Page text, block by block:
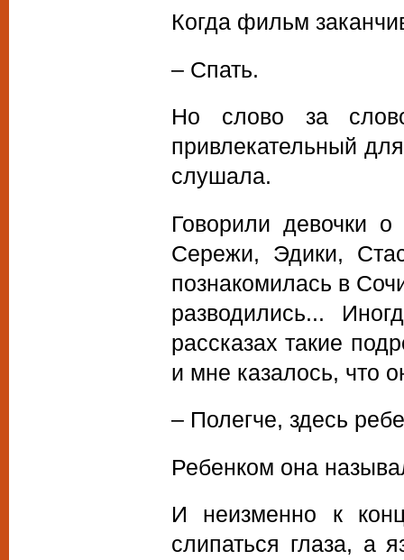
Когда фильм
– Спать.
Но слово за
привлекательный
слушала.
Говорили девочки
Сережи, Эдики,
познакомилась в
разводились...
рассказах такие
и мне казалось, что
– Полегче, здесь
Ребенком она
И неизменно к
слипаться глаза, а